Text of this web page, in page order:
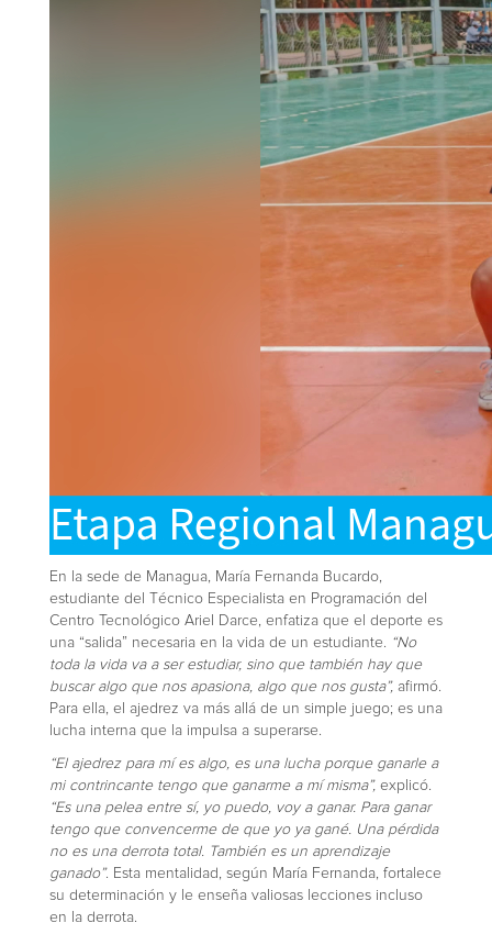
En la sede de Managua, María Fernanda Bucardo,
estudiante del Técnico Especialista en Programación del
Centro Tecnológico Ariel Darce, enfatiza que el deporte es
una “salida” necesaria en la vida de un estudiante.
“No
toda la vida va a ser estudiar, sino que también hay que
buscar algo que nos apasiona, algo que nos gusta”, afirmó.
Para ella, el ajedrez va más allá de un simple juego; es una
lucha interna que la impulsa a superarse.
“El ajedrez para mí es algo, es una lucha porque ganarle a
mi contrincante tengo que ganarme a mí misma”, explicó.
“Es una pelea entre sí, yo puedo, voy a ganar. Para ganar
tengo que convencerme de que yo ya gané. Una pérdida
no es una derrota total. También es un aprendizaje
ganado”. Esta mentalidad, según María Fernanda, fortalece
su determinación y le enseña valiosas lecciones incluso
en la derrota.